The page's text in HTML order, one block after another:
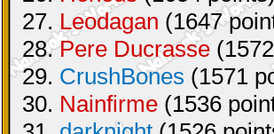
27. Leodagan (1647
28.Pere Ducrasse
29. CrushBones (1571
30. Nainfirme (1536